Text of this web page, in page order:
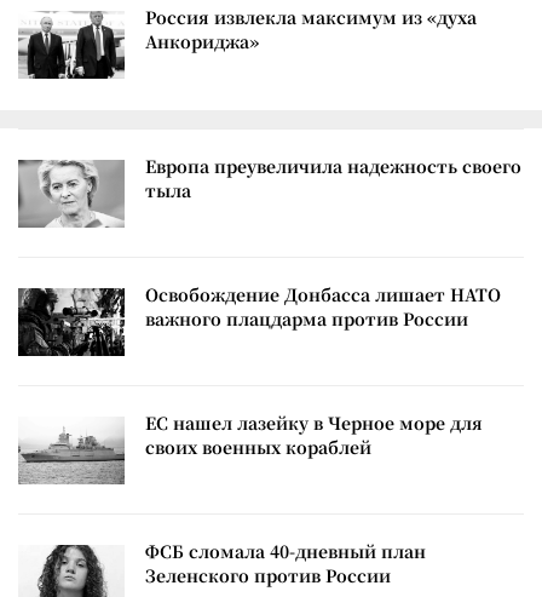
Россия извлекла максимум из «духа
Анкориджа»
Европа преувеличила надежность своего
тыла
Освобождение Донбасса лишает НАТО
важного плацдарма против России
ЕС нашел лазейку в Черное море для
своих военных кораблей
ФСБ сломала 40-дневный план
Зеленского против России